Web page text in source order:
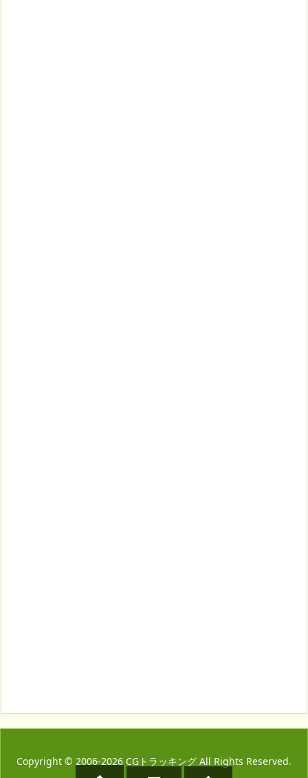
Copyright © 2006-2026 CGトラッキング All Rights Reserved.